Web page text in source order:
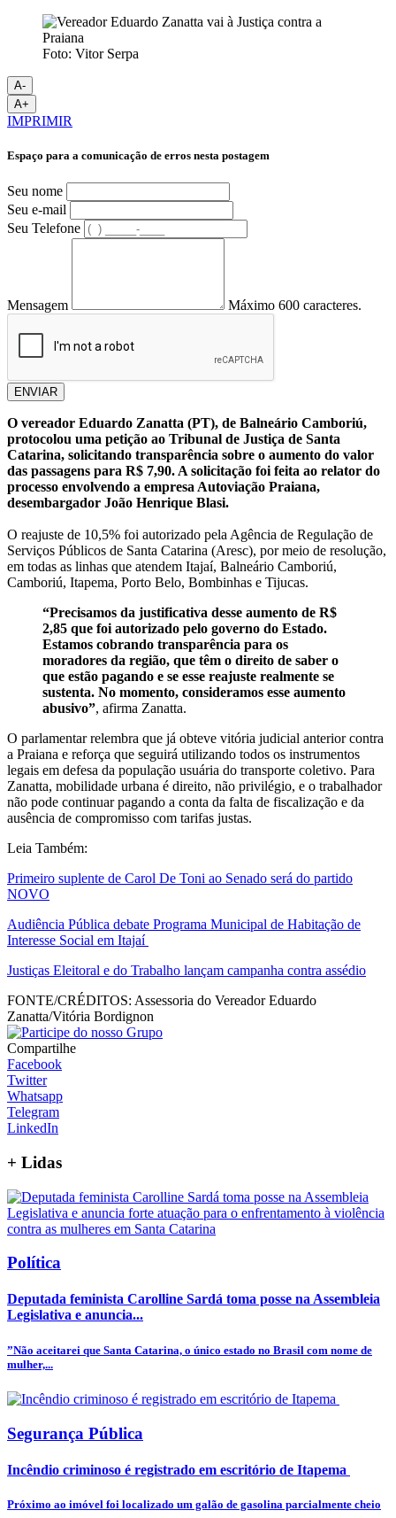
Foto: Vitor Serpa
A-
A+
IMPRIMIR
Espaço para a comunicação de erros nesta postagem
Seu nome
Seu e-mail
Seu Telefone
Mensagem Máximo 600 caracteres.
ENVIAR
O vereador Eduardo Zanatta (PT), de Balneário Camboriú,
protocolou uma petição ao Tribunal de Justiça de Santa
Catarina, solicitando transparência sobre o aumento do valor
das passagens para R$ 7,90. A solicitação foi feita ao relator do
processo envolvendo a empresa Autoviação Praiana,
desembargador João Henrique Blasi.
O reajuste de 10,5% foi autorizado pela Agência de Regulação de
Serviços Públicos de Santa Catarina (Aresc), por meio de resolução,
em todas as linhas que atendem Itajaí, Balneário Camboriú,
Camboriú, Itapema, Porto Belo, Bombinhas e Tijucas.
“Precisamos da justificativa desse aumento de R$
2,85 que foi autorizado pelo governo do Estado.
Estamos cobrando transparência para os
moradores da região, que têm o direito de saber o
que estão pagando e se esse reajuste realmente se
sustenta. No momento, consideramos esse aumento
abusivo”, afirma Zanatta.
O parlamentar relembra que já obteve vitória judicial anterior contra
a Praiana e reforça que seguirá utilizando todos os instrumentos
legais em defesa da população usuária do transporte coletivo. Para
Zanatta, mobilidade urbana é direito, não privilégio, e o trabalhador
não pode continuar pagando a conta da falta de fiscalização e da
ausência de compromisso com tarifas justas.
Leia Também:
Primeiro suplente de Carol De Toni ao Senado será do partido
NOVO
Audiência Pública debate Programa Municipal de Habitação de
Interesse Social em Itajaí
Justiças Eleitoral e do Trabalho lançam campanha contra assédio
FONTE/CRÉDITOS: Assessoria do Vereador Eduardo
Zanatta/Vitória Bordignon
Compartilhe
Facebook
Twitter
Whatsapp
Telegram
LinkedIn
+ Lidas
Política
Deputada feminista Carolline Sardá toma posse na Assembleia
Legislativa e anuncia...
”Não aceitarei que Santa Catarina, o único estado no Brasil com nome de
mulher,...
Segurança Pública
Incêndio criminoso é registrado em escritório de Itapema
Próximo ao imóvel foi localizado um galão de gasolina parcialmente cheio